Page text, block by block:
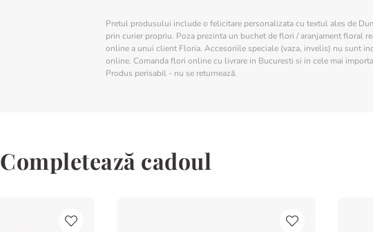
Pretul produsului include o felicitare personalizata cu textul ales de
prin curier propriu. Poza prezinta un buchet de flori / aranjament floral
online a unui client Floria. Accesoriile speciale (vaza, invelis) nu sunt
online. Comanda flori online cu livrare in Bucuresti si in cele mai
Produs perisabil - nu se returnează.
Completează cadoul